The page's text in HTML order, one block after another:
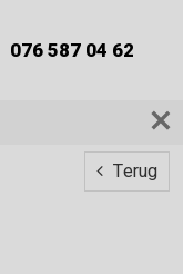
076 587 04 62
Terug